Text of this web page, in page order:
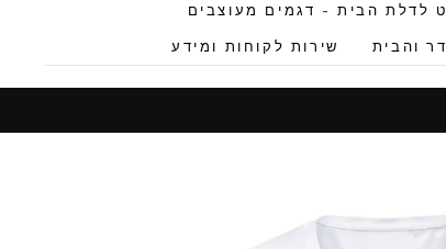
לדלת הבית - דגמים מעוצבים
והבית שירות לקוחות ומידע